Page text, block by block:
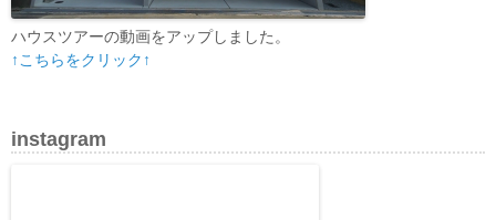
ハウスツアーの動画をアップしました。
↑こちらをクリック↑
instagram